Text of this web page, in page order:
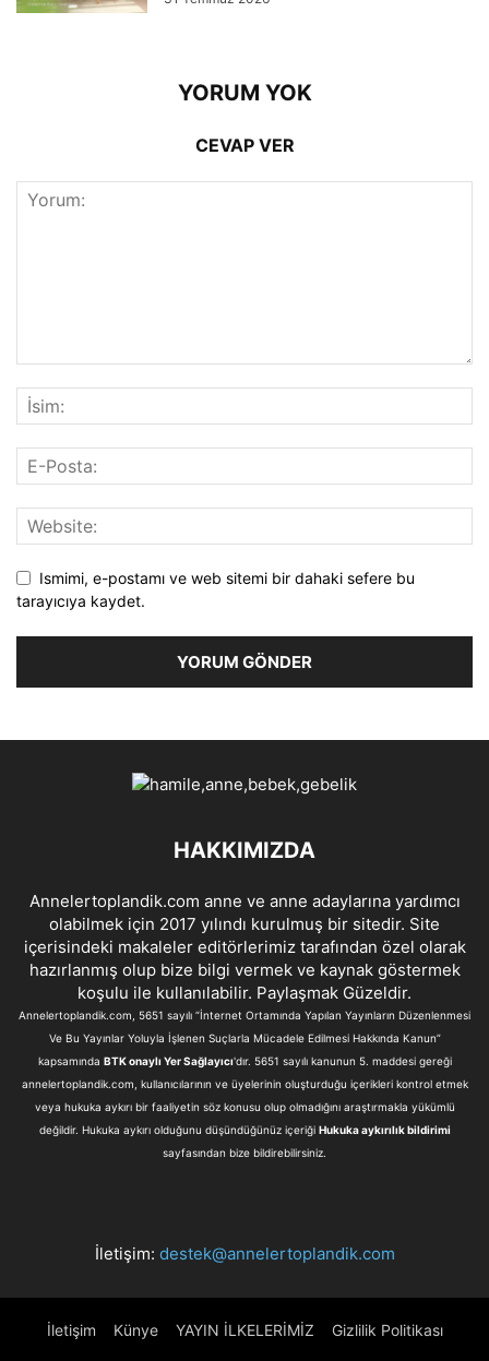
YORUM YOK
CEVAP VER
Ismimi, e-postamı ve web sitemi bir dahaki sefere bu
tarayıcıya kaydet.
HAKKIMIZDA
Annelertoplandik.com anne ve anne adaylarına yardımcı
olabilmek için 2017 yılındı kurulmuş bir sitedir. Site
içerisindeki makaleler editörlerimiz tarafından özel olarak
hazırlanmış olup bize bilgi vermek ve kaynak göstermek
koşulu ile kullanılabilir. Paylaşmak Güzeldir.
Annelertoplandik.com, 5651 sayılı “İnternet Ortamında Yapılan Yayınların Düzenlenmesi
Ve Bu Yayınlar Yoluyla İşlenen Suçlarla Mücadele Edilmesi Hakkında Kanun”
kapsamında BTK onaylı Yer Sağlayıcı'dır. 5651 sayılı kanunun 5. maddesi gereği
annelertoplandik.com, kullanıcılarının ve üyelerinin oluşturduğu içerikleri kontrol etmek
veya hukuka aykırı bir faaliyetin söz konusu olup olmadığını araştırmakla yükümlü
değildir. Hukuka aykırı olduğunu düşündüğünüz içeriği Hukuka aykırılık bildirimi
sayfasından bize bildirebilirsiniz.
İletişim: destek@annelertoplandik.com
İletişim Künye YAYIN İLKELERİMİZ Gizlilik Politikası